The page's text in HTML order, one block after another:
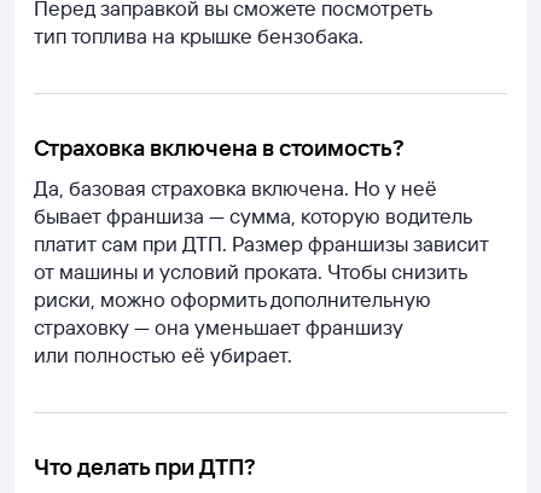
Перед заправкой вы сможете посмотреть
тип топлива на крышке бензобака.
Страховка включена в стоимость?
Да, базовая страховка включена. Но у неё
бывает франшиза — сумма, которую водитель
платит сам при ДТП. Размер франшизы зависит
от машины и условий проката. Чтобы снизить
риски, можно оформить дополнительную
страховку — она уменьшает франшизу
или полностью её убирает.
Что делать при ДТП?